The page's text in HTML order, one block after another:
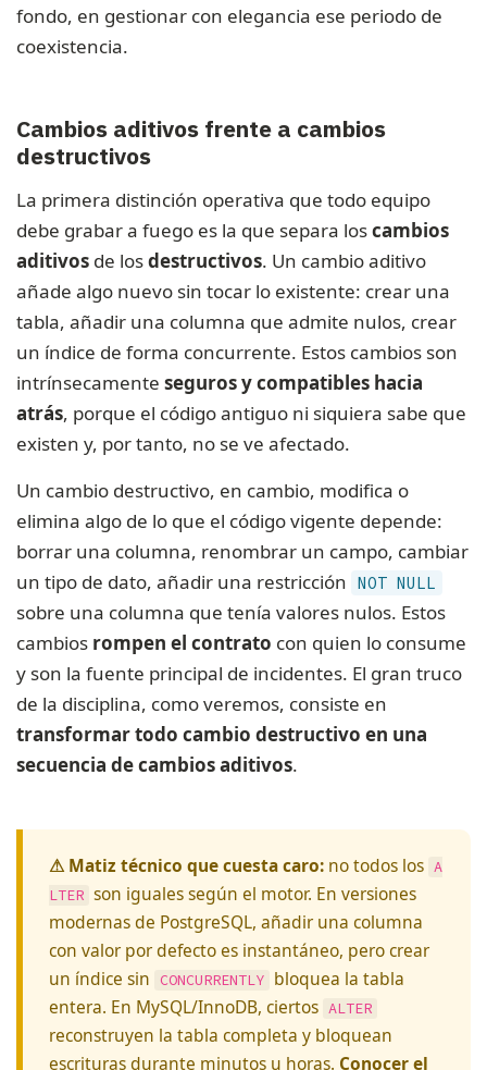
fondo, en gestionar con elegancia ese periodo de
coexistencia.
Cambios aditivos frente a cambios
destructivos
La primera distinción operativa que todo equipo
debe grabar a fuego es la que separa loscambios
aditivos de losdestructivos. Un cambio aditivo
añade algo nuevo sin tocar lo existente: crear una
tabla, añadir una columna que admite nulos, crear
un índice de forma concurrente. Estos cambios son
intrínsecamente seguros y compatibles hacia
atrás, porque el código antiguo ni siquiera sabe que
existen y, por tanto, no se ve afectado.
Un cambio destructivo, en cambio, modifica o
elimina algo de lo que el código vigente depende:
borrar una columna, renombrar un campo, cambiar
un tipo de dato, añadir una restricción NOT NULL
sobre una columna que tenía valores nulos. Estos
cambios rompen el contrato con quien lo consume
y son la fuente principal de incidentes. El gran truco
de la disciplina, como veremos, consiste en
transformar todo cambio destructivo en una
secuencia de cambios aditivos.
⚠ Matiz técnico que cuesta caro: no todos los A
LTER son iguales según el motor. En versiones
modernas de PostgreSQL, añadir una columna
con valor por defecto es instantáneo, pero crear
un índice sin CONCURRENTLY bloquea la tabla
entera. En MySQL/InnoDB, ciertos ALTER
reconstruyen la tabla completa y bloquean
escrituras durante minutos u horas. Conocer el